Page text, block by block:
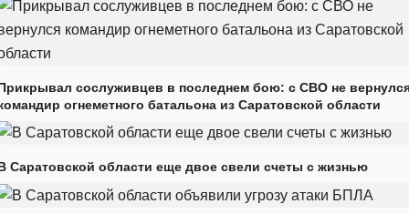
сослуживцев в последнем бою: с СВО не
огнеметного батальона из Саратовской области
Саратовской области еще двое свели счеты с жизнью